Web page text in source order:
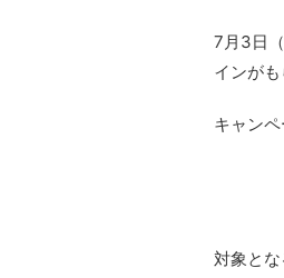
7月3日
インが
キャン
対象と